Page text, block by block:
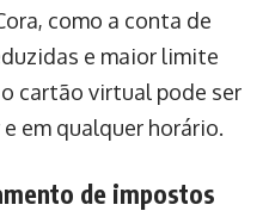
como a conta de
e maior limite
cartão virtual pode ser
em qualquer horário.
de impostos